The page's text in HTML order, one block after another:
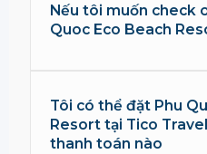
Nếu tôi muốn check
Quoc Eco Beach
Tôi có thể đặt Phu
Resort tại Tico
thanh toán nào